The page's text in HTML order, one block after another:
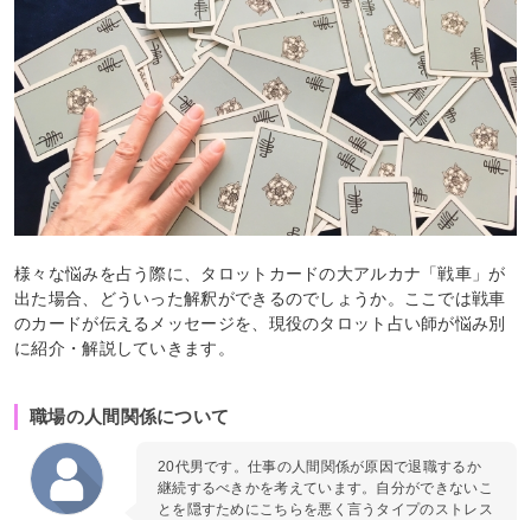
様々な悩みを占う際に、タロットカードの大アルカナ「戦車」が
出た場合、どういった解釈ができるのでしょうか。ここでは戦車
のカードが伝えるメッセージを、現役のタロット占い師が悩み別
に紹介・解説していきます。
職場の人間関係について
20代男です。仕事の人間関係が原因で退職するか
継続するべきかを考えています。自分ができないこ
とを隠すためにこちらを悪く言うタイプのストレス